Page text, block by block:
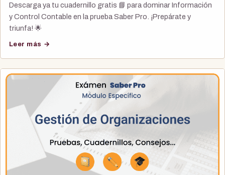
Descarga ya tu cuadernillo gratis 📘 para dominar Información
y Control Contable en la prueba Saber Pro. ¡Prepárate y
triunfa! 🌟
Leer más →